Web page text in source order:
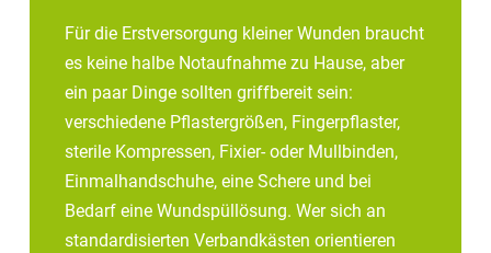
Für die Erstversorgung kleiner Wunden braucht
es keine halbe Notaufnahme zu Hause, aber
ein paar Dinge sollten griffbereit sein:
verschiedene Pflastergrößen, Fingerpflaster,
sterile Kompressen, Fixier- oder Mullbinden,
Einmalhandschuhe, eine Schere und bei
Bedarf eine Wundspüllösung. Wer sich an
standardisierten Verbandkästen orientieren